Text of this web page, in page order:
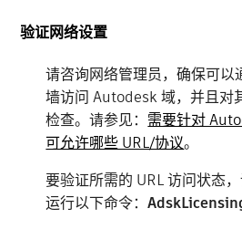
验证网络设置
请咨询网络管理员，确保可
墙访问 Autodesk 域，并且对
检查。请参见： 需要针对
可允许哪些 URL/协议。
要验证所需的 URL 访问状态
运行以下命令：